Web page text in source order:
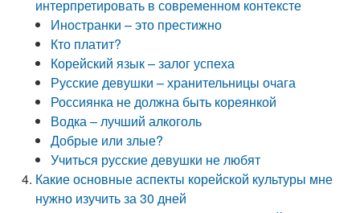
интерпретировать в современном контексте
Иностранки – это престижно
Кто платит?
Корейский язык – залог успеха
Русские девушки – хранительницы очага
Россиянка не должна быть кореянкой
Водка – лучший алкоголь
Добрые или злые?
Учиться русские девушки не любят
Какие основные аспекты корейской культуры мне
нужно изучить за 30 дней